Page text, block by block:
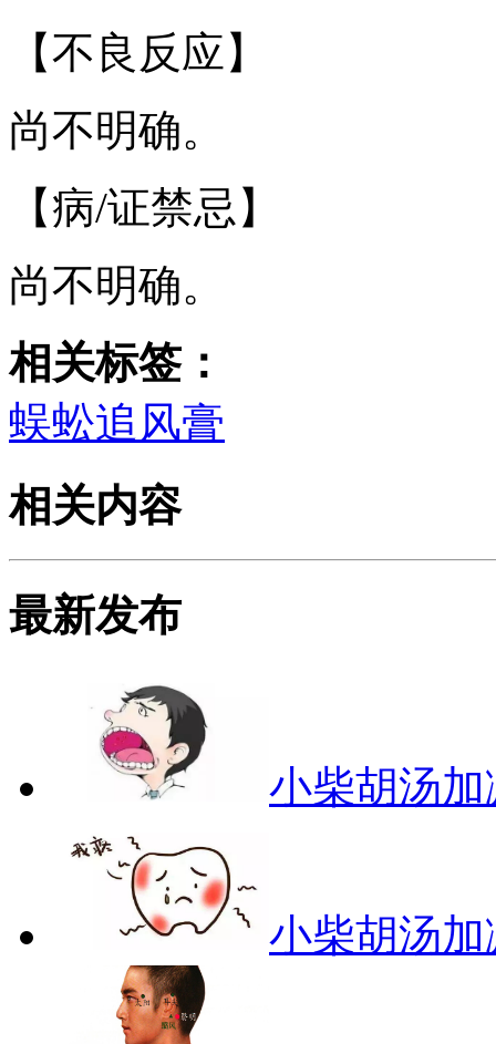
【不良反应】
尚不明确。
【病/证禁忌】
尚不明确。
相关标签：
蜈蚣追风膏
相关内容
最新发布
小柴胡汤
小柴胡汤